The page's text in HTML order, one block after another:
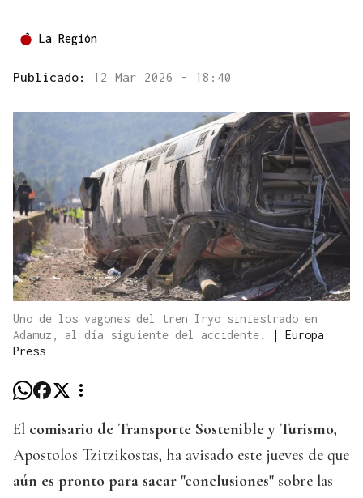
La Región
Publicado: 12 Mar 2026 - 18:40
Uno de los vagones del tren Iryo siniestrado en
Adamuz, al día siguiente del accidente.
| Europa
Press
El comisario de Transporte Sostenible y Turismo,
Apostolos Tzitzikostas, ha avisado este jueves de que
aún es pronto para sacar "conclusiones" sobre las